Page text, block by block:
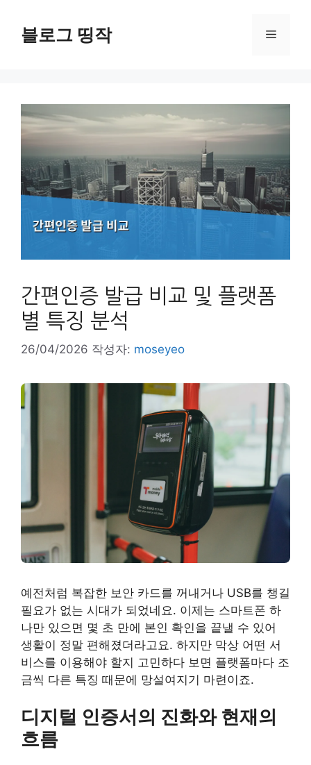
블로그 띵작 메
간편인증 발급 비교 및 플랫폼
별 특징 분석
26/04/2026 작성자: moseyeo
예전처럼 복잡한 보안 카드를 꺼내거나 USB를 챙길
필요가 없는 시대가 되었네요. 이제는 스마트폰 하
나만 있으면 몇 초 만에 본인 확인을 끝낼 수 있어
생활이 정말 편해졌더라고요. 하지만 막상 어떤 서
비스를 이용해야 할지 고민하다 보면 플랫폼마다 조
금씩 다른 특징 때문에 망설여지기 마련이죠.
디지털 인증서의 진화와 현재의
흐름